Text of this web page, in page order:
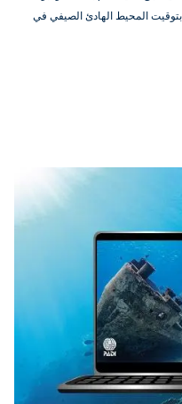
حتى الساعة 11:59 مساءً بتوقيت المحيط الهادئ الصيفي في